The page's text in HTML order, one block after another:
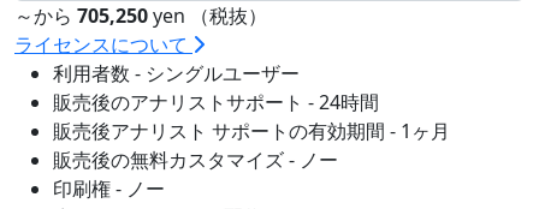
～から 705,250yen （税抜）
ライセンスについて
利用者数 - シングルユーザー
販売後のアナリストサポート - 24時間
販売後アナリスト サポートの有効期間 - 1ヶ月
販売後の無料カスタマイズ - ノー
印刷権 - ノー